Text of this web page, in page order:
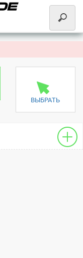
ВЫБРАТЬ